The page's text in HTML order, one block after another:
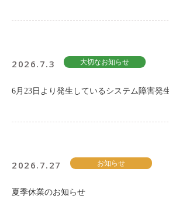
2026.7.3 大切なお知らせ
6月23日より発生しているシステム障害発
2026.7.27 お知らせ
夏季休業のお知らせ